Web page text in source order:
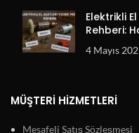
Elektrikli
Rehberi:
4 Mayıs
MÜŞTERI HIZMETLERI
Mesafeli Satış Sözleşmesi